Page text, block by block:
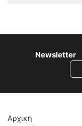
Newsletter
Αρχική